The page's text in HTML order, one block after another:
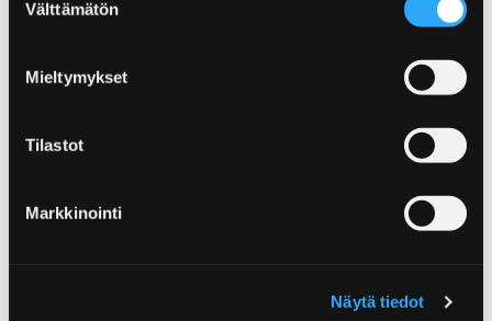
valinta
Välttämätön
Mieltymykset
Tilastot
Markkinointi
Näytä tiedot
ulkosaaristoon.
Etusivu
Tapahtumien markkinointi
Yhteistyö Visit Porin kanssa on ratkaisu!